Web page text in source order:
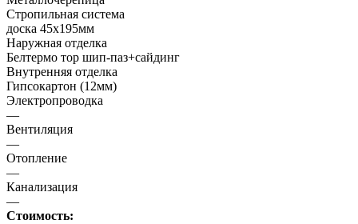
Стропильная система
доска 45х195мм
Наружная отделка
Белтермо тор шип-паз+сайдинг
Внутренняя отделка
Гипсокартон (12мм)
Электропроводка
—
Вентиляция
—
Отопление
—
Канализация
—
Стоимость: